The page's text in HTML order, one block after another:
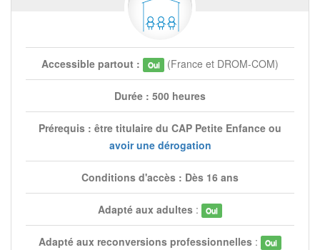
Accessible partout : Oui (France et DROM-COM)
Durée : 500 heures
Prérequis : être titulaire du CAP Petite Enfance ou
avoir une dérogation
Conditions d'accès : Dès 16 ans
Adapté aux adultes: Oui
Adapté aux reconversions professionnelles: Oui